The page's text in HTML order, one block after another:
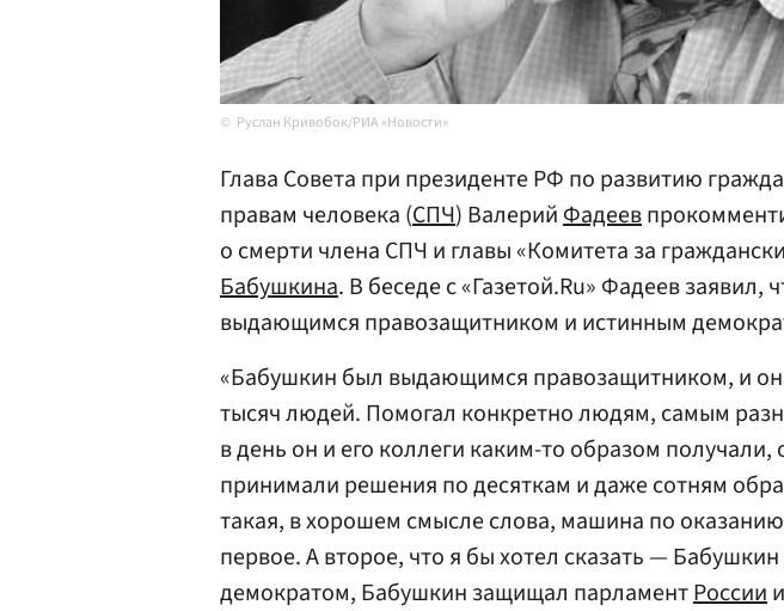
Руслан Кривобок/РИА «Новости»
Глава Совета при президенте РФ по развитию
правам человека (СПЧ) ВалерийФадеев
о смерти члена СПЧ и главы «Комитета за
Бабушкина. В беседе с «Газетой.Ru» Фадеев заявил,
выдающимся правозащитником и истинным
«Бабушкин был выдающимся правозащитником, и он
тысяч людей. Помогал конкретно людям, самым
в день он и его коллеги каким-то образом
принимали решения по десяткам и даже сотням
такая, в хорошем смысле слова, машина по
первое. А второе, что я бы хотел сказать —
демократом, Бабушкин защищал парламентРоссии